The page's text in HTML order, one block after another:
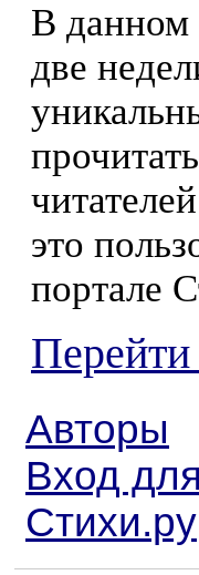
В данном
две
это
портале
Авторы
Вход
Стихи.ру